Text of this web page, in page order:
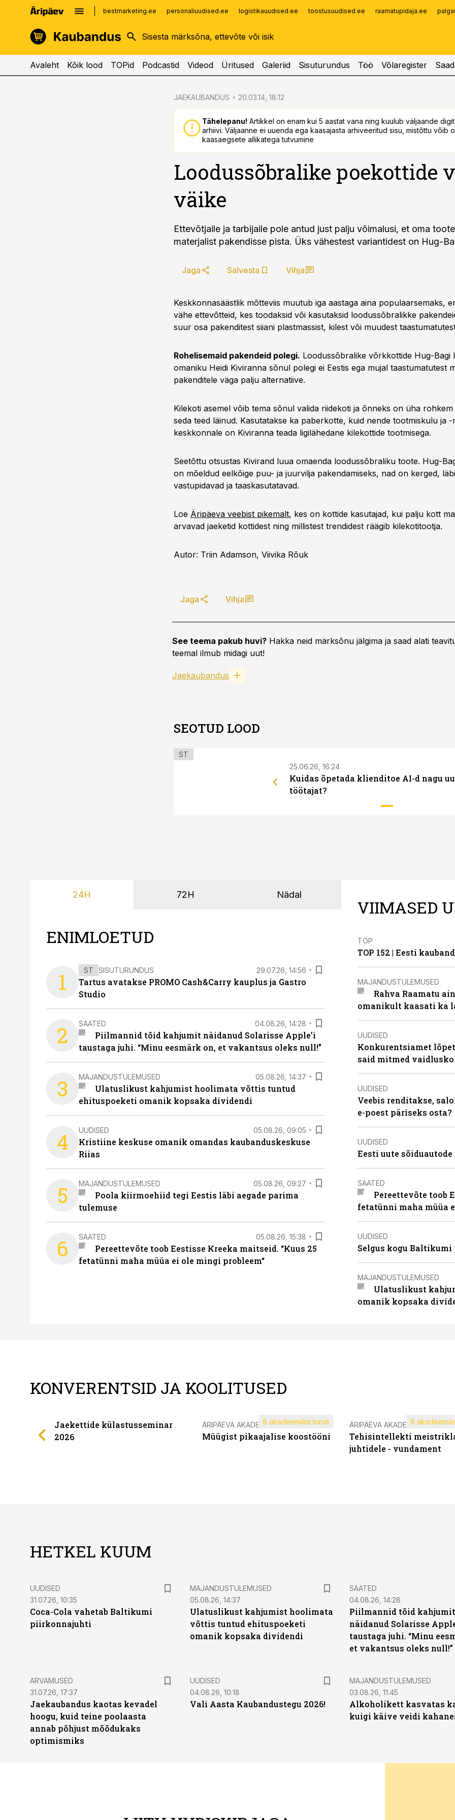
bestmarketing.ee personaliuudised.ee logistikauudised.ee toostusuudised.ee raamatupidaja.ee
kinnisvarauudised.ee
logistikauudised.ee
imelineajalugu.ee
Infopank
Avaleht Kõik lood TOPid Podcastid Videod Üritused Galeriid Sisuturundus Töö Võlaregister
JAEKAUBANDUS 20.03.14, 18:12
Tähelepanu! Artikkel on enam kui 5 aastat vana ning kuulub väljaande
arhiivi. Väljaanne ei uuenda ega kaasajasta arhiveeritud sisu, mistõttu võib
kaasaegsete allikatega tutvumine
Loodussõbralike poekottide
väike
Ettevõtjaile ja tarbijaile pole antud just palju võimalusi, et oma
materjalist pakendisse pista. Üks vähestest variantidest on Hug-
Jaga Salvesta Vihja
Keskkonnasäästlik mõtteviis muutub iga aastaga aina populaarsemaks,
vähe ettevõtteid, kes toodaksid või kasutaksid loodussõbralikke
suur osa pakenditest siiani plastmassist, kilest või muudest
Rohelisemaid pakendeid polegi. Loodussõbralike võrkkottide Hug-Bagi
omaniku Heidi Kiviranna sõnul polegi ei Eestis ega mujal taastumatutest
pakenditele väga palju alternatiive.
Kilekoti asemel võib tema sõnul valida riide­koti ja õnneks on üha rohkem
seda teed läinud. Kasutatakse ka paberkotte, kuid nende tootmiskulu ja -
keskkonnale on Kiviranna teada ligilähedane kilekottide tootmisega.
Seetõttu otsustas Kivirand luua omaenda loodussõbraliku toote. Hug-
on mõeldud eelkõige puu- ja juurvilja pakendamiseks, nad on kerged,
vastupidavad ja taaskasutatavad.
Loe Äripäeva veebist pikemalt, kes on kottide kasutajad, kui palju kott
arvavad jaeketid kottidest ning millistest trendidest räägib kilekotitootja.
Autor: Triin Adamson, Viivika Rõuk
Jaga Vihja
See teema pakub huvi? Hakka neid märksõnu jälgima ja saad alati
teemal ilmub midagi uut!
Jaekaubandus
SEOTUD LOOD
ST
25.06.26, 16:24
Kuidas õpetada klienditoe AI-d nagu
töötajat?
24H 72H Nädal
ENIMLOETUD
1 ST SISUTURUNDUS 29.07.26, 14:56
Tartus avatakse PROMO Cash&Carry kauplus ja Gastro
Studio
2 SAATED 04.08.26, 14:28
Piilmannid tõid kahjumit näidanud Solarisse Apple’i
taustaga juhi. “Minu eesmärk on, et vakantsus oleks null!”
3 MAJANDUSTULEMUSED 05.08.26, 14:37
Ulatuslikust kahjumist hoolimata võttis tuntud
ehituspoeketi omanik kopsaka dividendi
4 UUDISED 05.08.26, 09:05
Kristiine keskuse omanik omandas kaubanduskeskuse
Riias
5 MAJANDUSTULEMUSED 05.08.26, 09:27
Poola kiirmoehiid tegi Eestis läbi aegade parima
tulemuse
6 SAATED 05.08.26, 15:38
Pereettevõte toob Eestisse Kreeka maitseid. “Kuus 25
fetatünni maha müüa ei ole mingi probleem“
VIIMASED
TOP
TOP 152 | Eesti
MAJANDUSTULEMUSED
Rahva Raamatu
omanikult kaasati ka
UUDISED
Konkurentsiamet
said mitmed
UUDISED
Veebis renditakse,
e-poest päriseks osta?
UUDISED
Eesti uute
SAATED
Pereettevõte toob
fetatünni maha müüa
UUDISED
Selgus kogu
MAJANDUSTULEMUSED
Ulatuslikust
omanik kopsaka
KONVERENTSID JA KOOLITUSED
Jaekettide külastusseminar
2026
ÄRIPÄEVA AKADEEMIA
Müügist pikaajalise koostööni
8 akadeemilist tundi ÄRIPÄEVA AKADEEMIA
Tehisintellekti
juhtidele - vundament
8
HETKEL KUUM
UUDISED
31.07.26, 10:35
Coca-Cola vahetab Baltikumi
piirkonnajuhti
MAJANDUSTULEMUSED
05.08.26, 14:37
Ulatuslikust kahjumist hoolimata
võttis tuntud ehituspoeketi
omanik kopsaka dividendi
SAATED
04.08.26, 14:28
Piilmannid tõid kahjumit
näidanud Solarisse
taustaga juhi. “Minu
et vakantsus oleks null!”
ARVAMUSED
31.07.26, 17:37
Jaekaubandus kaotas kevadel
hoogu, kuid teine poolaasta
annab põhjust mõõdukaks
optimismiks
UUDISED
04.08.26, 10:18
Vali Aasta Kaubandustegu 2026!
MAJANDUSTULEMUSED
03.08.26, 11:45
Alkoholikett kasvatas
kuigi käive veidi